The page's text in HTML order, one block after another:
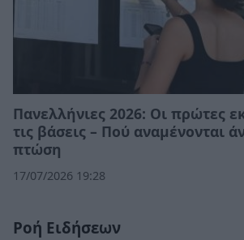
Πανελλήνιες 2026: Οι πρώτες
τις βάσεις – Πού αναμένονται
πτώση
17/07/2026 19:28
Ροή Ειδήσεων